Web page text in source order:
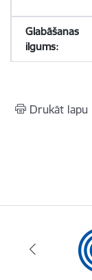
Drukāt lapu